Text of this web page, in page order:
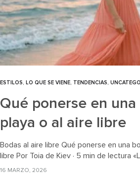
ESTILOS, LO QUE SE VIENE, TENDENCIAS,
Qué ponerse en
playa o al aire libre
Bodas al aire libre Qué ponerse en una
libre Por Toia de Kiev · 5 min de lectura
16 MARZO, 2026